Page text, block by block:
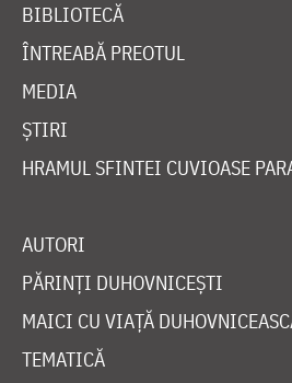
BIBLIOTECĂ
ÎNTREABĂ PREOTUL
MEDIA
ȘTIRI
HRAMUL SFINTEI CUVIOASE
AUTORI
PĂRINȚI DUHOVNICEȘTI
MAICI CU VIAȚĂ
TEMATICĂ